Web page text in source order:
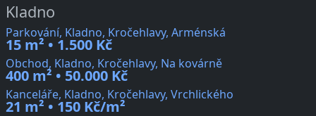
Kladno
Parkování, Kladno, Kročehlavy, Arménská
15 m² • 1.500 Kč
Obchod, Kladno, Kročehlavy, Na kovárně
400 m² • 50.000 Kč
Kanceláře, Kladno, Kročehlavy, Vrchlického
21 m² • 150 Kč/m²